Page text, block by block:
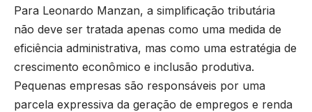
Para Leonardo Manzan, a simplificação tributária
não deve ser tratada apenas como uma medida de
eficiência administrativa, mas como uma estratégia de
crescimento econômico e inclusão produtiva.
Pequenas empresas são responsáveis por uma
parcela expressiva da geração de empregos e renda